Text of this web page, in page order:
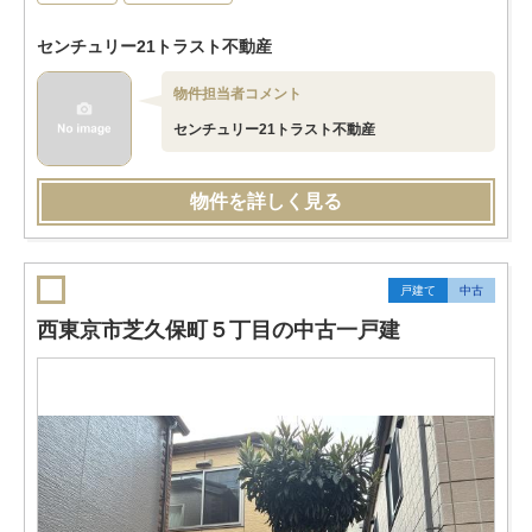
センチュリー21トラスト不動産
物件担当者コメント
センチュリー21トラスト不動産
物件を詳しく見る
戸建て 中古
西東京市芝久保町５丁目の中古一戸建